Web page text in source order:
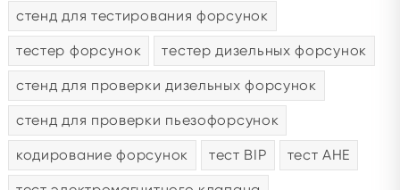
стенд для тестирования форсунок
тестер форсунок тестер дизельных форсунок
стенд для проверки дизельных форсунок
стенд для проверки пьезофорсунок
кодирование форсунок тест BIP тест AHE